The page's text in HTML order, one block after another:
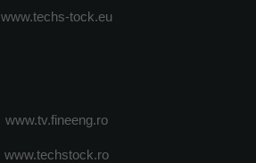
www.techs-tock.eu
www.tv.fineeng.ro
www.techstock.ro